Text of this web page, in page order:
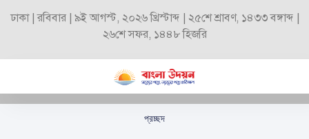
ঢাকা | রবিবার | ৯ই আগস্ট, ২০২৬ খ্রিস্টাব্দ | ২৫শে শ্রাবণ, ১৪৩৩ বঙ্গাব্দ |
২৬শে সফর, ১৪৪৮ হিজরি
প্রচ্ছদ